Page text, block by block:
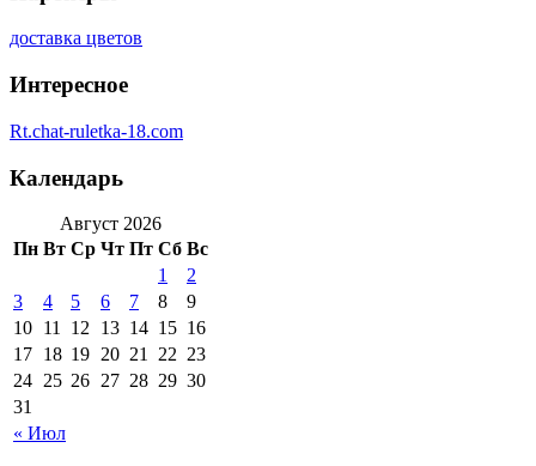
доставка цветов
Интересное
Rt.chat-ruletka-18.com
Календарь
Август 2026
Пн Вт Ср Чт Пт Сб Вс
« Июл
1
2
3
4 5 6 7 8
9
10 11 12 13 14 15 16
17 18 19 20 21 22 23
24 25 26 27 28 29 30
31